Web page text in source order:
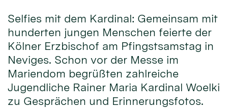
Selfies mit dem Kardinal: Gemeinsam mit
hunderten jungen Menschen feierte der
Kölner Erzbischof am Pfingstsamstag in
Neviges. Schon vor der Messe im
Mariendom begrüßten zahlreiche
Jugendliche Rainer Maria Kardinal Woelki
zu Gesprächen und Erinnerungsfotos.